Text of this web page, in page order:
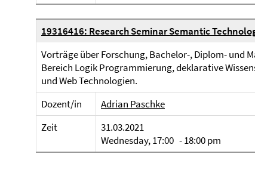
19316416: Research Seminar Semantic
Vorträge über Forschung, Bachelor-, Diplom- und
Bereich Logik Programmierung, deklarative
und Web Technologien.
Dozent/in
Adrian Paschke
Zeit
31.03.2021
Wednesday, 17:00 - 18:00 pm